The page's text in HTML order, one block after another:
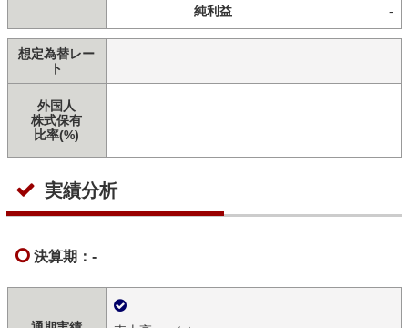
純利益
-
想定為替レー
ト
外国人
株式保有
比率(%)
実績分析
決算期：-